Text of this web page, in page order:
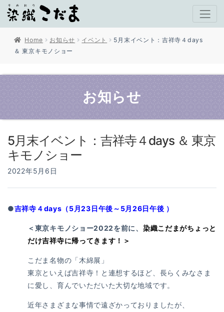
Home お知らせ イベント
5月末イベント：吉祥寺４days
＆ 東京キモノショー
お知らせ
5月末イベント：吉祥寺４days ＆ 東京
キモノショー
2022年5月6日
●吉祥寺４days（5月23日午後～5月26日午後 ）
＜東京キモノショー2022を前に、 染織こだまがちょっと
だけ吉祥寺に帰ってきます！＞
こだま名物の「木綿展」
東京といえば吉祥寺！と連想するほど、長らくみなさま
に愛し、育んでいただいた大切な地域です。
近年さまざまな事情で遠ざかっておりましたが、